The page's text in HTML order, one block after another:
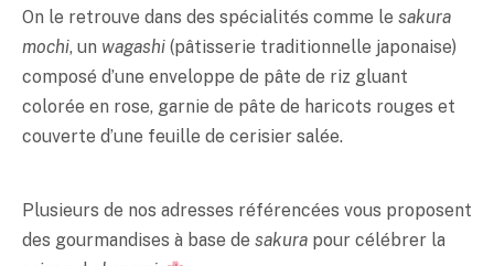
On le retrouve dans des spécialités comme le sakura
mochi, un wagashi (pâtisserie traditionnelle japonaise)
composé d’une enveloppe de pâte de riz gluant
colorée en rose, garnie de pâte de haricots rouges et
couverte d’une feuille de cerisier salée.
Plusieurs de nos adresses référencées vous proposent
des gourmandises à base de sakura pour célébrer la